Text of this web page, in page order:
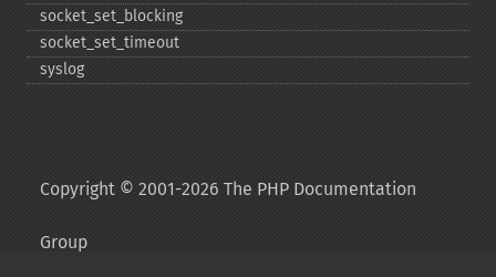
socket_​set_​blocking
socket_​set_​timeout
syslog
Copyright © 2001-2026 The PHP Documentation
Group